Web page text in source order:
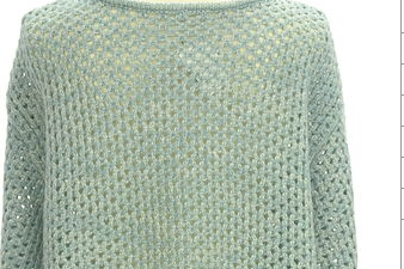
Stola.（ストラ） PR10330287
>Stola.（ストラ） PR10330287
>Stola.（ストラ） PR10330287